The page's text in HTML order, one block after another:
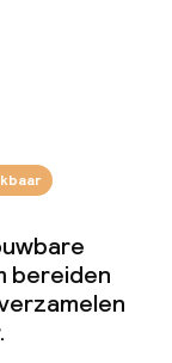
bereiden